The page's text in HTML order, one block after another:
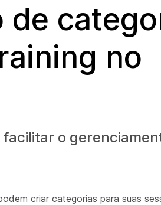
de
no
o
criar categorias para suas